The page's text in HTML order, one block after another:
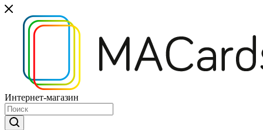
Интернет-магазин